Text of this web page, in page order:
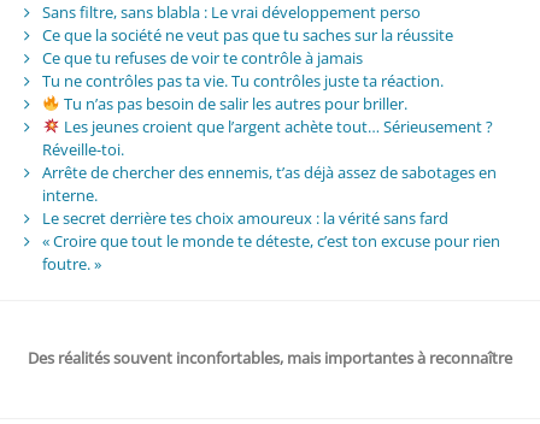
Sans filtre, sans blabla : Le vrai développement perso
Ce que la société ne veut pas que tu saches sur la réussite
Ce que tu refuses de voir te contrôle à jamais
Tu ne contrôles pas ta vie. Tu contrôles juste ta réaction.
Tu n’as pas besoin de salir les autres pour briller.
Les jeunes croient que l’argent achète tout… Sérieusement ?
Réveille-toi.
Arrête de chercher des ennemis, t’as déjà assez de sabotages en
interne.
Le secret derrière tes choix amoureux : la vérité sans fard
« Croire que tout le monde te déteste, c’est ton excuse pour rien
foutre. »
Des réalités souvent inconfortables, mais importantes à reconnaître